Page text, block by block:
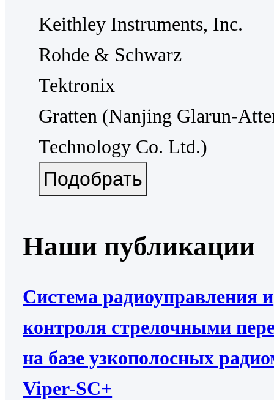
Keithley Instruments, Inc.
Rohde & Schwarz
Tektronix
Gratten (Nanjing Glarun-
Technology Co. Ltd.)
Наши публикации
Система радиоуправления и
контроля стрелочными
на базе узкополосных
Viper-SC+